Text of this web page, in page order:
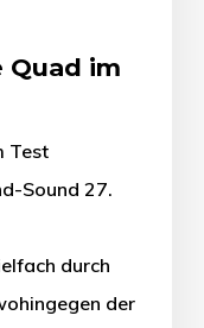
Quad im
Test
Sound 27.
durch
der